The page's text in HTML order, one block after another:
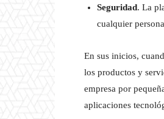
Seguridad. La
cualquier
En sus inicios,
los productos y
empresa por
aplicaciones